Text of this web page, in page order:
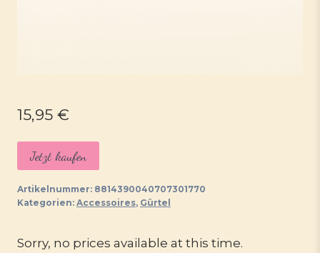
15,95 €
Jetzt kaufen
Artikelnummer: 8814390040707301770
Kategorien: Accessoires, Gürtel
Sorry, no prices available at this time.